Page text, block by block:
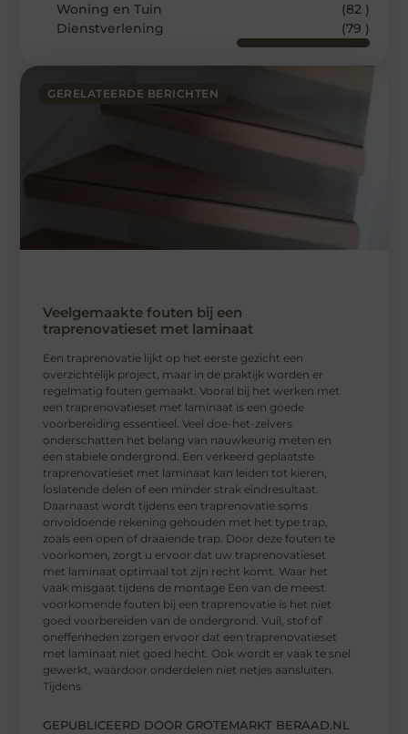
GERELATEERDE BERICHTEN
Veelgemaakte fouten bij een
traprenovatieset met laminaat
Een traprenovatie lijkt op het eerste gezicht een
overzichtelijk project, maar in de praktijk worden er
regelmatig fouten gemaakt. Vooral bij het werken met
een traprenovatieset met laminaat is een goede
voorbereiding essentieel. Veel doe-het-zelvers
onderschatten het belang van nauwkeurig meten en
een stabiele ondergrond. Een verkeerd geplaatste
traprenovatieset met laminaat kan leiden tot kieren,
loslatende delen of een minder strak eindresultaat.
Daarnaast wordt tijdens een traprenovatie soms
onvoldoende rekening gehouden met het type trap,
zoals een open of draaiende trap. Door deze fouten te
voorkomen, zorgt u ervoor dat uw traprenovatieset
met laminaat optimaal tot zijn recht komt. Waar het
vaak misgaat tijdens de montage Een van de meest
voorkomende fouten bij een traprenovatie is het niet
goed voorbereiden van de ondergrond. Vuil, stof of
oneffenheden zorgen ervoor dat een traprenovatieset
met laminaat niet goed hecht. Ook wordt er vaak te snel
gewerkt, waardoor onderdelen niet netjes aansluiten.
Tijdens
GEPUBLICEERD DOOR GROTEMARKT BERAAD.NL
Woning en Tuin
(82 )
Dienstverlening
(79 )